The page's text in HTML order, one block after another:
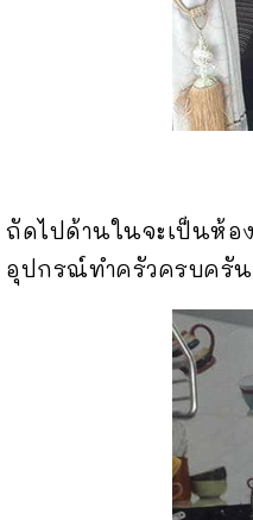
ถัดไปด้านในจะเป็นห้อ
อุปกรณ์ทำครัวครบครัน